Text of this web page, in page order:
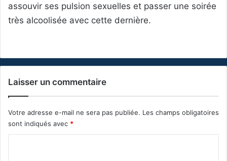
assouvir ses pulsion sexuelles et passer une soirée
très alcoolisée avec cette dernière.
Laisser un commentaire
Votre adresse e-mail ne sera pas publiée. Les champs obligatoires
sont indiqués avec *